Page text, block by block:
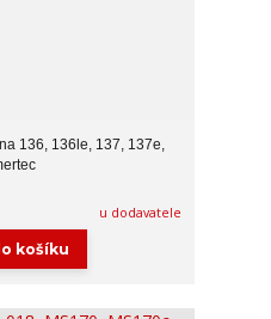
136, 136le, 137, 137e,
u dodavatele
košíku